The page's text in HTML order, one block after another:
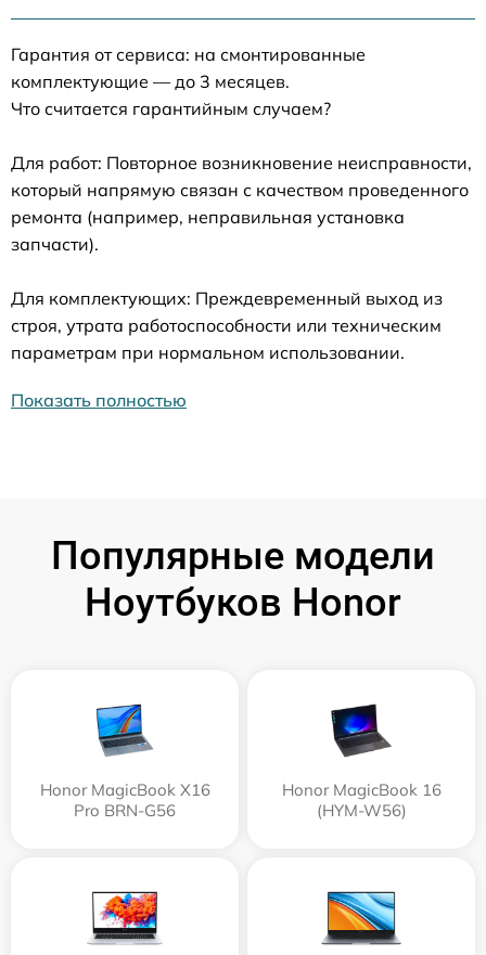
Гарантия от сервиса: на смонтированные
комплектующие — до 3 месяцев.
Что считается гарантийным случаем?
Для работ: Повторное возникновение неисправности,
который напрямую связан с качеством проведенного
ремонта (например, неправильная установка
запчасти).
Для комплектующих: Преждевременный выход из
строя, утрата работоспособности или техническим
параметрам при нормальном использовании.
Показать полностью
Популярные модели
Ноутбуков Honor
Honor MagicBook X16
Pro BRN-G56
Honor MagicBook 16
(HYM-W56)